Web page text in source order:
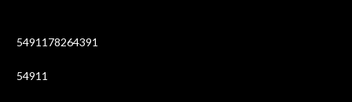
5491178264391
54911